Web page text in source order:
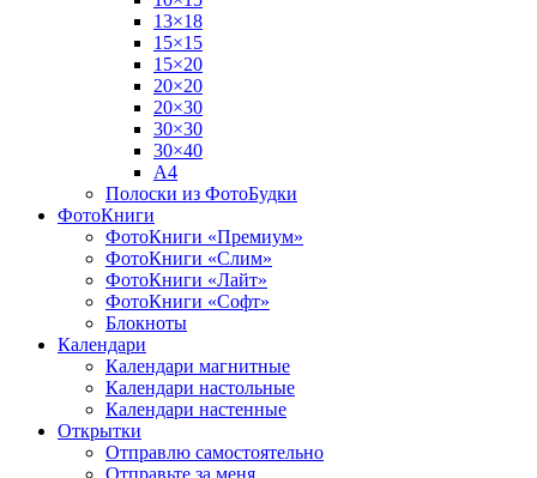
13×18
15×15
15×20
20×20
20×30
30×30
30×40
A4
Полоски из ФотоБудки
ФотоКниги
ФотоКниги «Премиум»
ФотоКниги «Слим»
ФотоКниги «Лайт»
ФотоКниги «Софт»
Блокноты
Календари
Календари магнитные
Календари настольные
Календари настенные
Открытки
Отправлю самостоятельно